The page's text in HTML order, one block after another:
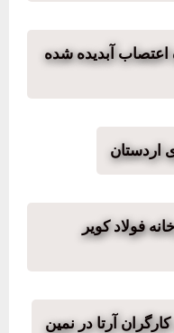
اعتصاب آبدیده شده
اردستان
فولاد کویر
آرتا در نمین